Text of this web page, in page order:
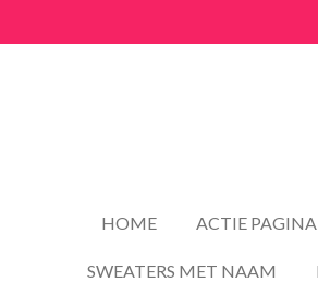
HOME ACTIE PAGINA
SWEATERS MET NAAM